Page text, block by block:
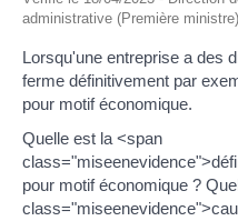
administrative (Première
Lorsqu'une entreprise a des
ferme définitivement par
pour motif économique.
Quelle est la <span
pour motif économique ?